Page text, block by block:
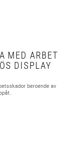
MED ARBET
DISPLAY
beroende av